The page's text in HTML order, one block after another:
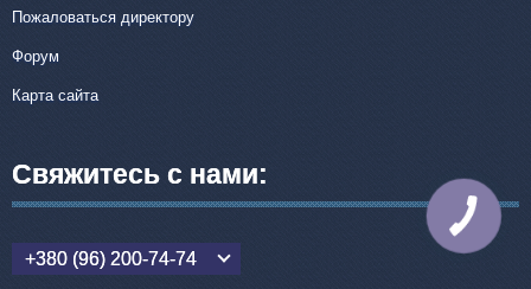
Пожаловаться директору
Форум
Карта сайта
Свяжитесь с нами:
+380 (96) 200-74-74
КНОПКА
СВЯЗИ